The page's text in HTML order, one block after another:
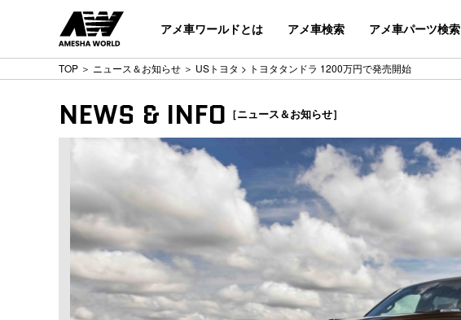
アメ車ワールドとは アメ車検索 アメ車パーツ検索
TOP ＞ ニュース＆お知らせ ＞ USトヨタ > トヨタタンドラ 1200万円で発売開始
NEWS & INFO ［ニュース＆お知らせ］